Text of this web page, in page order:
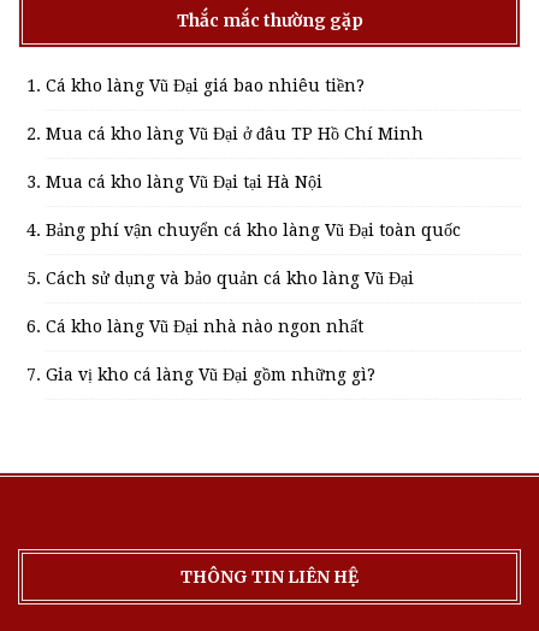
Thắc mắc thường gặp
Cá kho làng Vũ Đại giá bao nhiêu tiền?
Mua cá kho làng Vũ Đại ở đâu TP Hồ Chí Minh
Mua cá kho làng Vũ Đại tại Hà Nội
Bảng phí vận chuyển cá kho làng Vũ Đại toàn quốc
Cách sử dụng và bảo quản cá kho làng Vũ Đại
Cá kho làng Vũ Đại nhà nào ngon nhất
Gia vị kho cá làng Vũ Đại gồm những gì?
THÔNG TIN LIÊN HỆ